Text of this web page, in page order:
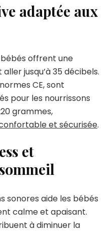
adaptée aux
offrent une
jusqu’à 35 décibels.
CE, sont
pour les nourrissons
grammes,
et sécurisée.
et
sonores aide les bébés
calme et apaisant.
à diminuer la